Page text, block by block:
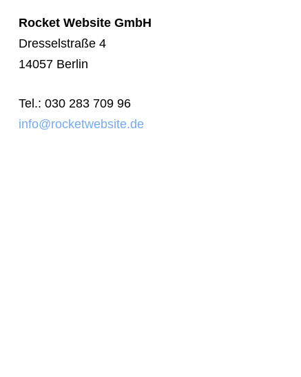
Rocket Website GmbH
Dresselstraße 4
14057 Berlin
Tel.: 030 283 709 96
info@rocketwebsite.de